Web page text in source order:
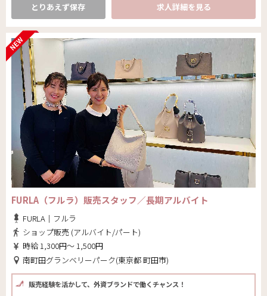
とりあえず保存 求人詳細を見る
FURLA（フルラ）販売スタッフ／長期アルバイト
FURLA｜フルラ
ショップ販売 (アルバイト/パート)
時給 1,300円～ 1,500円
南町田グランベリーパーク(東京都 町田市)
販売経験を活かして、外資ブランドで働くチャンス！